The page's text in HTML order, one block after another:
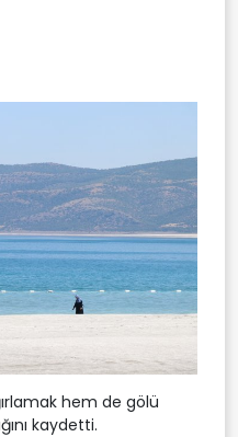
hem de gölü
kaydetti.